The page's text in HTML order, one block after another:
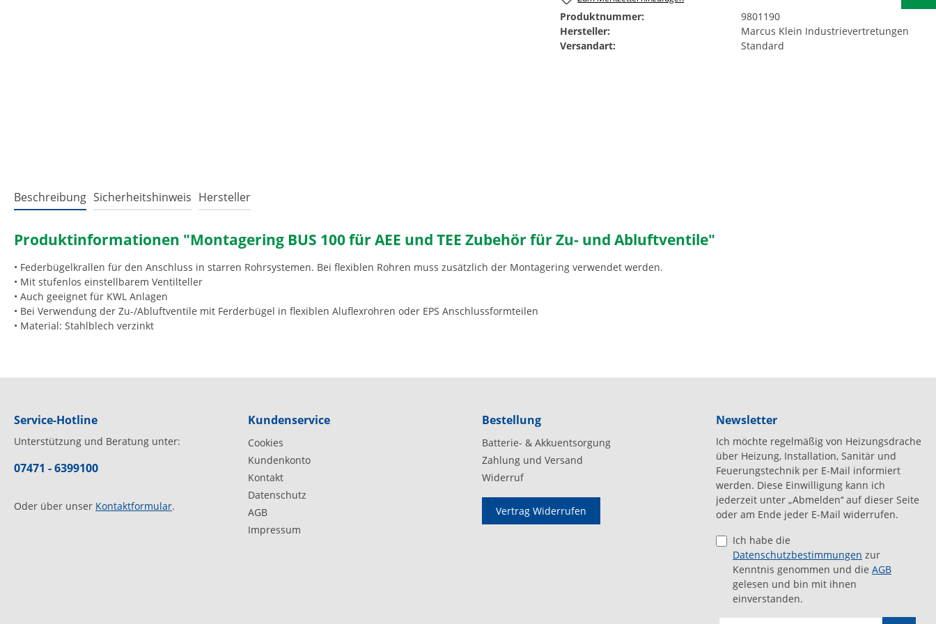
Produktnummer:
9801190
Hersteller:
Marcus Klein Industrievertretungen
Versandart:
Standard
Beschreibung Sicherheitshinweis Hersteller
Produktinformationen "Montagering BUS 100 für AEE und TEE Zubehör für Zu- und Abluftventile"
• Federbügelkrallen für den Anschluss in starren Rohrsystemen. Bei flexiblen Rohren muss zusätzlich der Montagering verwendet werden.
• Mit stufenlos einstellbarem Ventilteller
• Auch geeignet für KWL Anlagen
• Bei Verwendung der Zu-/Abluftventile mit Ferderbügel in flexiblen Aluflexrohren oder EPS Anschlussformteilen
• Material: Stahlblech verzinkt
Service-Hotline
Unterstützung und Beratung unter:
07471 - 6399100
Oder über unser Kontaktformular.
Kundenservice
Cookies
Kundenkonto
Kontakt
Datenschutz
AGB
Impressum
Bestellung
Batterie- & Akkuentsorgung
Zahlung und Versand
Widerruf
Vertrag Widerrufen
Newsletter
Ich möchte regelmäßig von Heizungsdrache
über Heizung, Installation, Sanitär und
Feuerungstechnik per E-Mail informiert
werden. Diese Einwilligung kann ich
jederzeit unter „Abmelden‘‘ auf dieser Seite
oder am Ende jeder E-Mail widerrufen.
Ich habe die
Datenschutzbestimmungen zur
Kenntnis genommen und die AGB
gelesen und bin mit ihnen
einverstanden.